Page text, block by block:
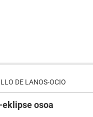
DE LANOS-OCIO
eklipse osoa